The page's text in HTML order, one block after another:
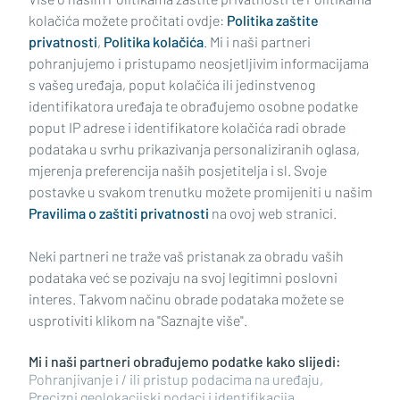
Impressum Uvjeti korištenja Politika privatnosti
Politika kolačića Kontakt Pritužbe Suradnici
Oglašavanje
RUBRIKE
BRODSKO-POSAVSKA ŽUPANIJA
kolačića možete pročitati ovdje: Politika zaštite
privatnosti, Politika kolačića. Mi i naši partneri
pohranjujemo i pristupamo neosjetljivim informacijama
s vašeg uređaja, poput kolačića ili jedinstvenog
identifikatora uređaja te obrađujemo osobne podatke
poput IP adrese i identifikatore kolačića radi obrade
podataka u svrhu prikazivanja personaliziranih oglasa,
mjerenja preferencija naših posjetitelja i sl. Svoje
postavke u svakom trenutku možete promijeniti u našim
Pravilima o zaštiti privatnosti na ovoj web stranici.
Neki partneri ne traže vaš pristanak za obradu vaših
podataka već se pozivaju na svoj legitimni poslovni
interes. Takvom načinu obrade podataka možete se
usprotiviti klikom na "Saznajte više".
Mi i naši partneri obrađujemo podatke kako slijedi:
Pohranjivanje i / ili pristup podacima na uređaju,